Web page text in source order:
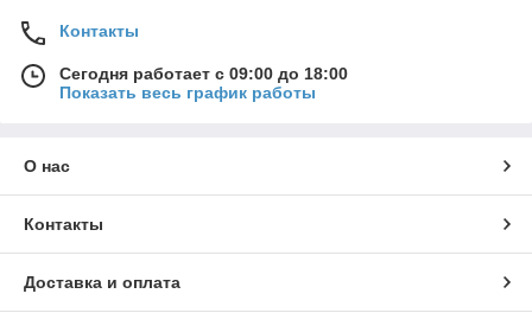
Контакты
Сегодня работает с 09:00 до 18:00
Показать весь график работы
О нас
Контакты
Доставка и оплата